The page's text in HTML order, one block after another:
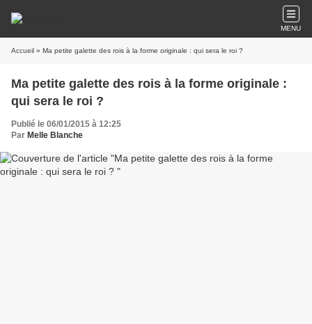
MENU
Accueil » Ma petite galette des rois à la forme originale : qui sera le roi ?
Ma petite galette des rois à la forme originale :
qui sera le roi ?
Publié le 06/01/2015 à 12:25
Par Melle Blanche